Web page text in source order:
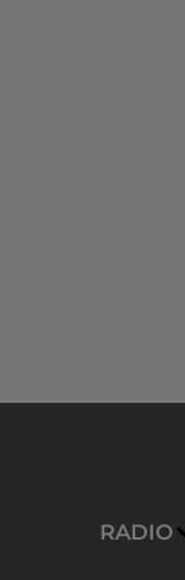
RADIO